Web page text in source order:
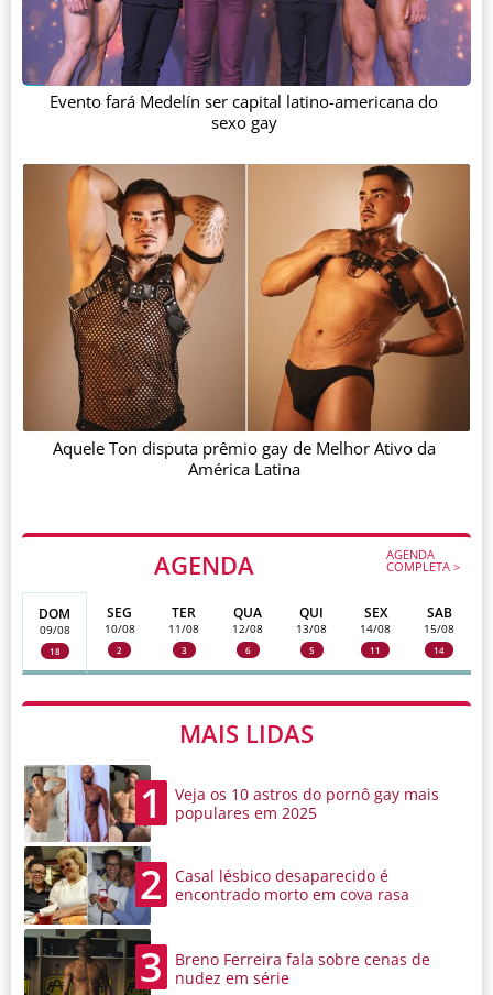
AGENDA AGENDA
COMPLETA >
DOM
09/08
18
SEG
10/08
2
TER
11/08
3
QUA
12/08
6
QUI
13/08
5
SEX
14/08
11
SAB
15/08
14
MAIS LIDAS
1
Veja os 10 astros do pornô gay mais
populares em 2025
2
Casal lésbico desaparecido é
encontrado morto em cova rasa
3
Breno Ferreira fala sobre cenas de
nudez em série
Evento fará Medelín ser capital latino-americana do
sexo gay
Aquele Ton disputa prêmio gay de Melhor Ativo da
América Latina